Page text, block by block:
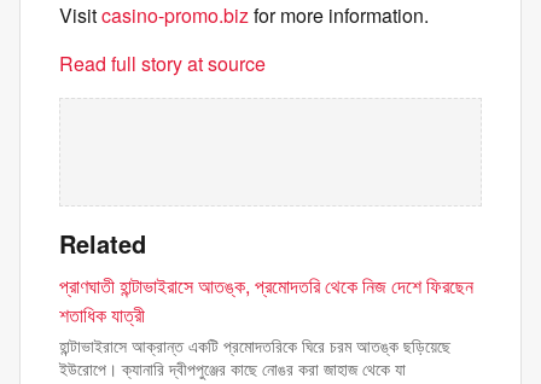
Visitcasino-promo.bizfor more information.
Read full story at source
Related
প্রাণঘাতী হান্টাভাইরাসে আতঙ্ক, প্রমোদতরি থেকে নিজ দেশে ফিরছেন
শতাধিক যাত্রী
হান্টাভাইরাসে আক্রান্ত একটি প্রমোদতরিকে ঘিরে চরম আতঙ্ক ছড়িয়েছে
ইউরোপে। ক্যানারি দ্বীপপুঞ্জের কাছে নোঙর করা জাহাজ থেকে যা